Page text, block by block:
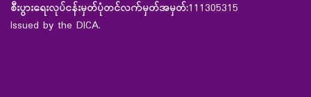
စီးပွားရေးလုပ်ငန်းမှတ်ပုံတင်လက်မှတ်အမှတ်:111305315
Issued by the DICA.